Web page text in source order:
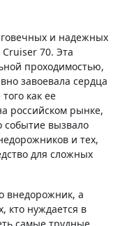
70. Эта
проходимостью,
завоевала сердца
как ее
российском рынке,
событие вызвало
и тех,
для сложных
внедорожник, а
кто нуждается в